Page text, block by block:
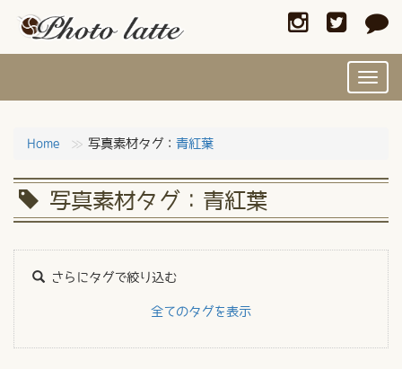
Home 写真素材タグ： 青紅葉
写真素材タグ：青紅葉
さらにタグで絞り込む
全てのタグを表示